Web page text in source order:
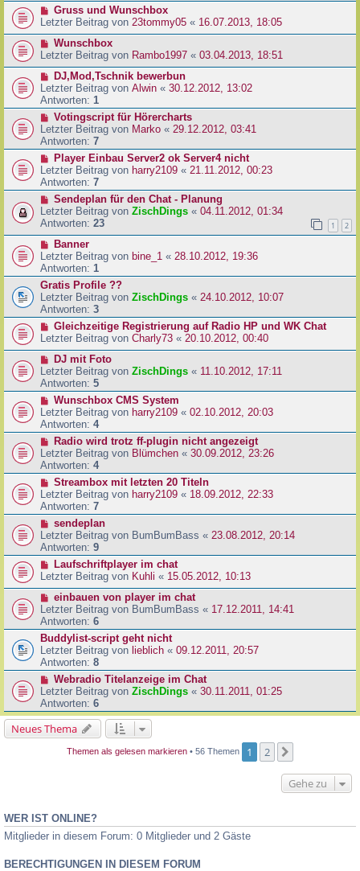
Gruss und Wunschbox
Letzter Beitrag von 23tommy05 « 16.07.2013, 18:05
Wunschbox
Letzter Beitrag von Rambo1997 « 03.04.2013, 18:51
DJ,Mod,Tschnik bewerbun
Letzter Beitrag von Alwin « 30.12.2012, 13:02
Antworten: 1
Votingscript für Hörercharts
Letzter Beitrag von Marko « 29.12.2012, 03:41
Antworten: 7
Player Einbau Server2 ok Server4 nicht
Letzter Beitrag von harry2109 « 21.11.2012, 00:23
Antworten: 7
Sendeplan für den Chat - Planung
Letzter Beitrag von ZischDings « 04.11.2012, 01:34
Antworten: 23 1 2
Banner
Letzter Beitrag von bine_1 « 28.10.2012, 19:36
Antworten: 1
Gratis Profile ??
Letzter Beitrag von ZischDings « 24.10.2012, 10:07
Antworten: 3
Gleichzeitige Registrierung auf Radio HP und WK Chat
Letzter Beitrag von Charly73 « 20.10.2012, 00:40
DJ mit Foto
Letzter Beitrag von ZischDings « 11.10.2012, 17:11
Antworten: 5
Wunschbox CMS System
Letzter Beitrag von harry2109 « 02.10.2012, 20:03
Antworten: 4
Radio wird trotz ff-plugin nicht angezeigt
Letzter Beitrag von Blümchen « 30.09.2012, 23:26
Antworten: 4
Streambox mit letzten 20 Titeln
Letzter Beitrag von harry2109 « 18.09.2012, 22:33
Antworten: 7
sendeplan
Letzter Beitrag von BumBumBass « 23.08.2012, 20:14
Antworten: 9
Laufschriftplayer im chat
Letzter Beitrag von Kuhli « 15.05.2012, 10:13
einbauen von player im chat
Letzter Beitrag von BumBumBass « 17.12.2011, 14:41
Antworten: 6
Buddylist-script geht nicht
Letzter Beitrag von lieblich « 09.12.2011, 20:57
Antworten: 8
Webradio Titelanzeige im Chat
Letzter Beitrag von ZischDings « 30.11.2011, 01:25
Antworten: 6
Neues Thema
Themen als gelesen markieren • 56 Themen 1 2
Gehe zu
WER IST ONLINE?
Mitglieder in diesem Forum: 0 Mitglieder und 2 Gäste
BERECHTIGUNGEN IN DIESEM FORUM